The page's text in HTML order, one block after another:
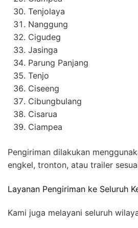
Tenjolaya
Nanggung
Cigudeg
Jasinga
Parung Panjang
Tenjo
Ciseeng
Cibungbulang
Cisarua
Ciampea
Pengiriman dilakukan
engkel, tronton, atau trailer
Layanan Pengiriman ke Seluruh
Kami juga melayani seluruh